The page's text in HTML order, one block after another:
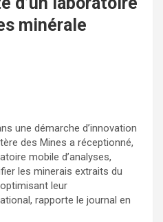
minérale
une démarche d’innovation
des Mines a réceptionné,
mobile d’analyses,
les minerais extraits du
leur
rapporte le journal en